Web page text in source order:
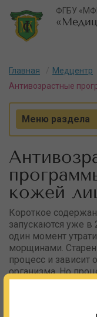
ФГБУ
Главная Медцентр
Антивозрастные
Меню раздела
кожей
Короткое
запускаются уже в
один момент
морщинами.
процесс и зависит
организма. Но
чем бороться с